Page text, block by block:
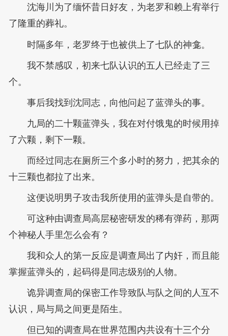
沈海川为了缅怀昔日好友，为老罗和赖上宥举行
了隆重的葬礼。
时隔多年，老罗终于也被供上了七队的神龛。
我不禁感叹，初来七队认识的五人已经走了三
个。
事后我找到沈同志，向他问起了蓝弹头的事。
九局的二十颗蓝弹头，我在对付饿鬼的时候用掉
了六颗，剩下一颗。
而经过同志在厕所三个多小时的努力，把其余的
十三颗也都拉了出来。
这便说明男子攻击我所使用的蓝弹头是自带的。
可这种由调查局高层秘密研发的稀有弹药，那两
个神秘人手里怎么会有？
我和众人的第一反应是调查局出了内奸，而且能
掌握蓝弹头的，起码得是同志级别的人物。
诡异调查局的保密工作导致队与队之间的人互不
认识，局与局之间更是陌生。
但已知的调查局在世界范围内共设有十三个分